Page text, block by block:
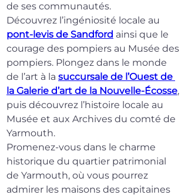
de ses communautés.
Découvrez l’ingéniosité locale au
pont-levis de Sandford ainsi que le
courage des pompiers au Musée des
pompiers. Plongez dans le monde
de l’art à la succursale de l’Ouest de
la Galerie d’art de la Nouvelle-Écosse,
puis découvrez l’histoire locale au
Musée et aux Archives du comté de
Yarmouth.
Promenez-vous dans le charme
historique du quartier patrimonial
de Yarmouth, où vous pourrez
admirer les maisons des capitaines